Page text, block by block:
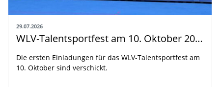
29.07.2026
WLV-Talentsportfest am 10. Oktober 2026
Die ersten Einladungen für das WLV-Talentsportfest am
10. Oktober sind verschickt.